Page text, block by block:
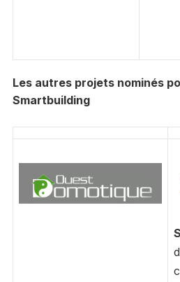
Les autres projets nominés
Smartbuilding